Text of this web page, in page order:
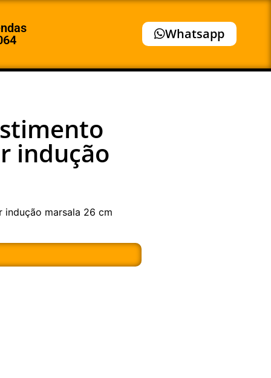
Whatsapp
indução
marsala 26 cm